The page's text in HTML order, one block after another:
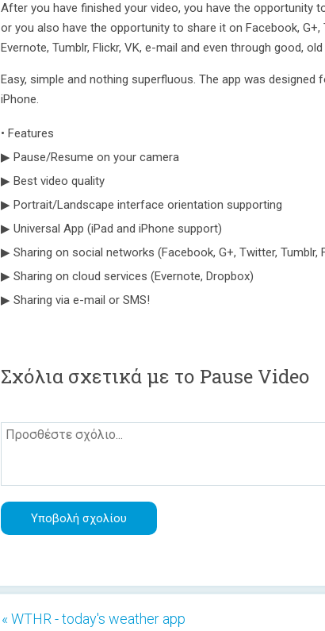
After you have finished your video, you have the opportunity
or you also have the opportunity to share it on Facebook, G+,
Evernote, Tumblr, Flickr, VK, e-mail and even through good, old
Easy, simple and nothing superfluous. The app was designed
iPhone.
• Features‌
▶ Pause/Resume on your camera
▶ Best video quality
▶ Portrait/Landscape interface orientation supporting
▶ Universal App (iPad and iPhone support)
▶ Sharing on social networks (Facebook, G+, Twitter, Tumblr,
▶ Sharing on cloud services (Evernote, Dropbox)
▶ Sharing via e-mail or SMS!
Σχόλια σχετικά με το Pause Video
« WTHR - today's weather app